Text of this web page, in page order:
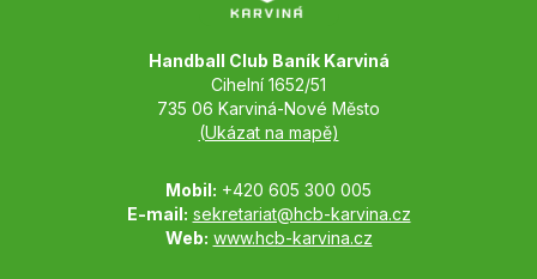
Handball Club Baník Karviná
Cihelní 1652/51
735 06 Karviná-Nové Město
(Ukázat na mapě)
Mobil: +420 605 300 005
E-mail: sekretariat@hcb-karvina.cz
Web: www.hcb-karvina.cz